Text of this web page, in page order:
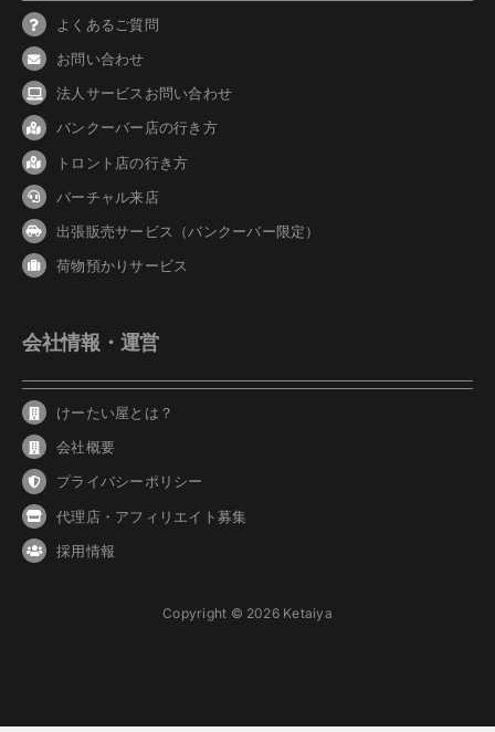
よくあるご質問
お問い合わせ
法人サービスお問い合わせ
バンクーバー店の行き方
トロント店の行き方
バーチャル来店
出張販売サービス（バンクーバー限定）
荷物預かりサービス
会社情報・運営
けーたい屋とは？
会社概要
プライバシーポリシー
代理店・アフィリエイト募集
採用情報
Copyright © 2026 Ketaiya